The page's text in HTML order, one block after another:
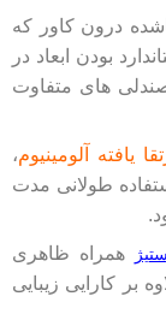
درون کاور که
بودن ابعاد در
های متفاوت
یافته آلومینیوم،
طولانی مدت
همراه ظاهری
بر کارایی زیبایی